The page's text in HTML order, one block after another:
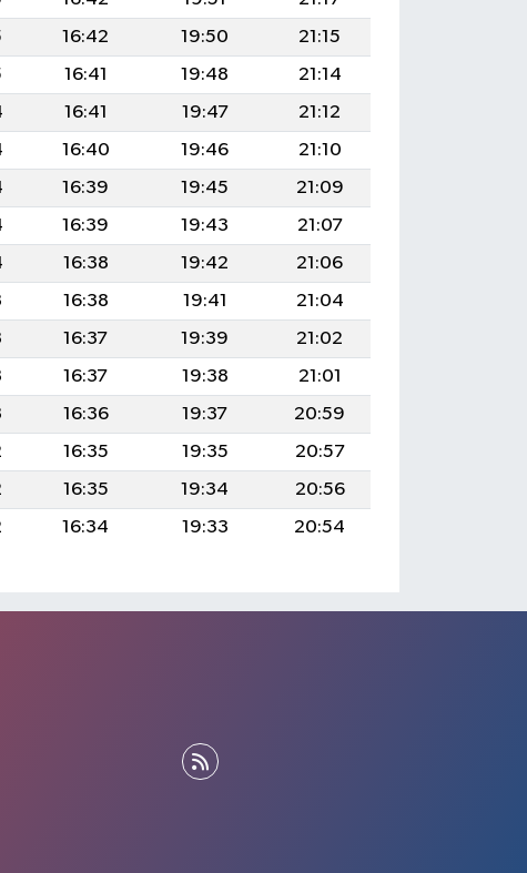
16:42 19:50
21:15
16:41 19:48
21:14
16:41 19:47
21:12
16:40 19:46
21:10
16:39 19:45
21:09
16:39 19:43
21:07
16:38 19:42
21:06
16:38 19:41
21:04
16:37 19:39
21:02
16:37 19:38
21:01
16:36 19:37
20:59
16:35 19:35
20:57
16:35 19:34
20:56
16:34 19:33 20:54